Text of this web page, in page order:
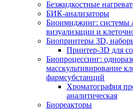
Безжидкостные
БИК-анализаторы
Биоимиджинг: системы
визуализации и
Биопринтеры 3D,
Принтер-3D для
Биопроцессинг:
масскультивирование
фармсубстанций
Хроматография
аналитическая
Биореакторы